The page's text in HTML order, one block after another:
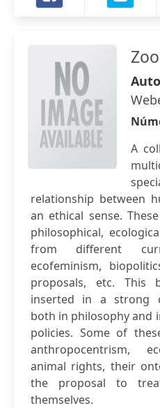
A
relationship between
an ethical sense.
philosophical,
from different
ecofeminism,
proposals, etc. This
inserted in a strong
both in philosophy and
policies. Some of
anthropocentrism,
animal rights, their
the proposal to
themselves.